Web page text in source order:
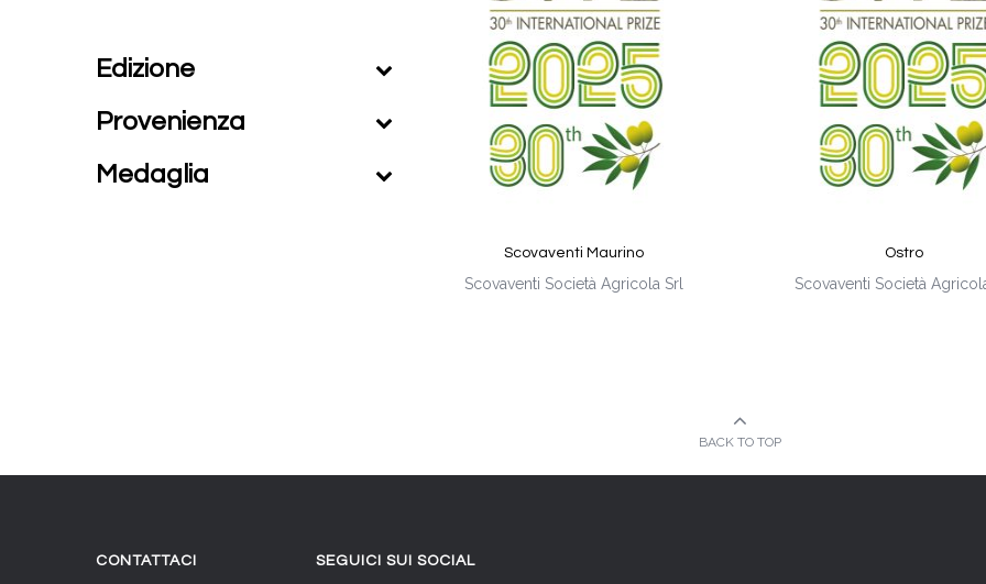
Scovaventi Maurino
Scovaventi Società Agricola Srl
Ostro
Scovaventi Società
Edizione
Provenienza
Medaglia
BACK TO TOP
CONTATTACI SEGUICI SUI SOCIAL